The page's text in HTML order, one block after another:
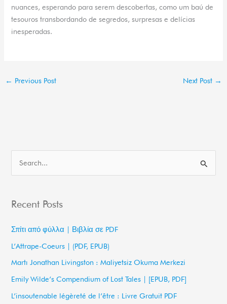
nuances, esperando para serem descobertas, como um baú de
tesouros transbordando de segredos, surpresas e delícias
inesperadas.
← Previous Post Next Post →
r
r
:
Recent Posts
Σπίτι από φύλλα | Βιβλία σε PDF
L’Attrape-Coeurs | (PDF, EPUB)
Martı Jonathan Livingston : Maliyetsiz Okuma Merkezi
Emily Wilde’s Compendium of Lost Tales | [EPUB, PDF]
L’insoutenable légèreté de l’être : Livre Gratuit PDF